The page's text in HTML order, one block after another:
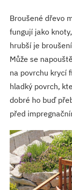
Broušené dřevo
fungují jako
hrubší je
Může se
na povrchu krycí
hladký povrch,
dobré ho buď
před